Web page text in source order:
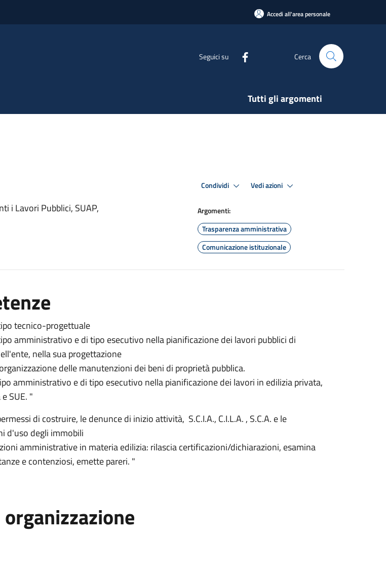
Accedi all'area personale
Seguici su Cerca
Tutti gli argomenti
i Lavori Pubblici, SUAP,
Condividi Vedi azioni
Argomenti:
Trasparenza amministrativa
Comunicazione istituzionale
tecnico-progettuale
amministrativo e di tipo esecutivo nella pianificazione dei lavori pubblici di
nella sua progettazione
delle manutenzioni dei beni di proprietà pubblica.
amministrativo e di tipo esecutivo nella pianificazione dei lavori in edilizia privata,
SUE. "
di costruire, le denunce di inizio attività, S.C.I.A., C.I.L.A. , S.C.A. e le
d'uso degli immobili
amministrative in materia edilizia: rilascia certificazioni/dichiarazioni, esamina
e contenziosi, emette pareri. "